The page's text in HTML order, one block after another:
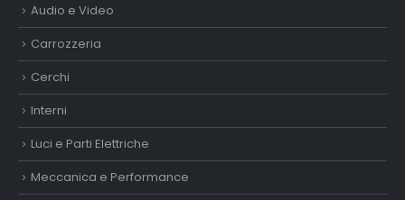
Audio e Video
Carrozzeria
Cerchi
Interni
Luci e Parti Elettriche
Meccanica e Performance